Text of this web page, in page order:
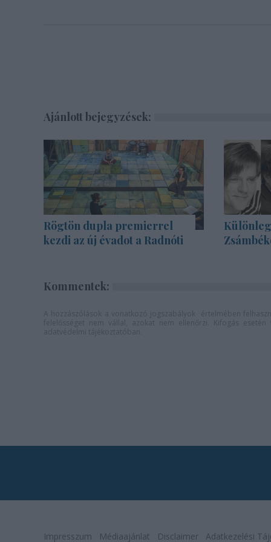
Ajánlott bejegyzések:
Rögtön dupla premierrel
kezdi az új évadot a Radnóti
Kommentek:
Impresszum Médiaajánlat Disclaimer Adatkezelési